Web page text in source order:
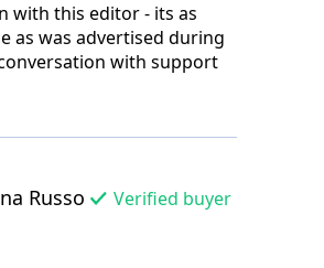
with this editor - its as
as was advertised during
with support
Russo Verified buyer